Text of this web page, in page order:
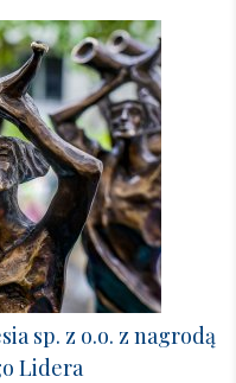
sp. z o.o. z nagrodą
Lidera